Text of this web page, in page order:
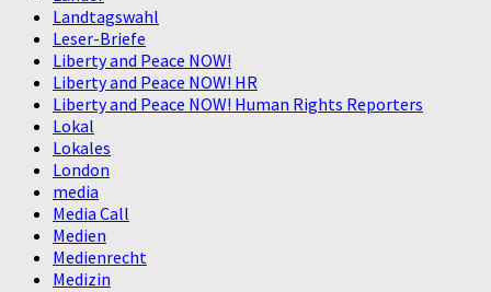
Landtagswahl
Leser-Briefe
Liberty and Peace NOW!
Liberty and Peace NOW! HR
Liberty and Peace NOW! Human Rights Reporters
Lokal
Lokales
London
media
Media Call
Medien
Medienrecht
Medizin